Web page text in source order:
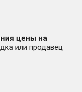
цены на
или продавец